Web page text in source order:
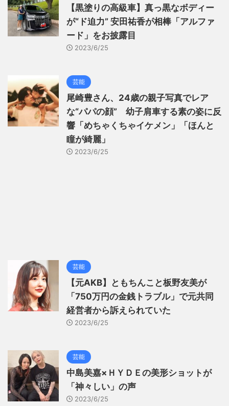
【黒塗りの高級車】真っ黒なボディー
が“ド迫力” 安田祐香が相棒「アルファ
ード」をお披露目
2023/6/25
芸能
尾崎豊さん、24歳の親子写真でレア
な“パパの顔” 幼子肩車する素の姿に反
響「めちゃくちゃイケメン」「ほんと
瞳が綺麗」
2023/6/25
芸能
【元AKB】ともちんこと板野友美が
「750万円の金銭トラブル」で元共同
経営者から訴えられていた
2023/6/25
芸能
中島美嘉×ＨＹＤＥの美形ショットが
「神々しい」の声
2023/6/25